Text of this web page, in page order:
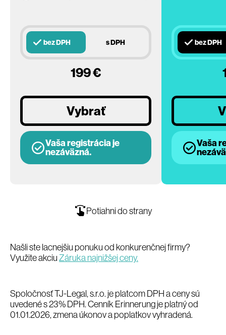
bez DPH s DPH
199 €
Vybrať
Vaša registrácia je
nezáväzná.
bez DPH
Vaša
Potiahni do strany
Našli ste lacnejšiu ponuku od konkurenčnej firmy?
Využite akciuZáruka najnižšej ceny.
Spoločnosť TJ-Legal, s.r.o. je platcom DPH a ceny sú
uvedené s 23% DPH. Cenník Erinnerung je platný od
01.01.2026, zmena úkonov a poplatkov vyhradená.